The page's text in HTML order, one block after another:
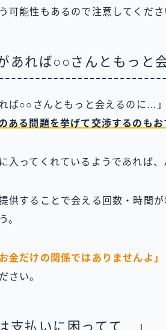
可能性もあるので注意してくださ
があれば○○さんともっと
れば○○さんともっと会えるのに…」
ある問題を挙げて交渉するのもお
入ってくれているようであれば
供することで会える回数・時間
。
お金だけの関係ではありませんよ」
さい。
支払いに困ってて…」